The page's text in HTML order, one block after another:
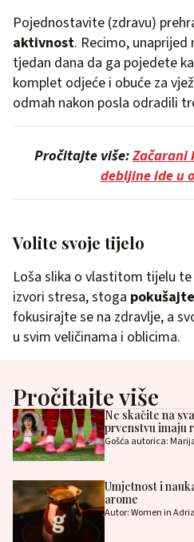
Pojednostavite (zdravu)
aktivnost. Recimo, unaprijed
tjedan dana da ga pojedete
komplet odjeće i obuće za
odmah nakon posla odradili
Pročitajte više:Začarani
debljine ide u
Volite svoje tijelo
Loša slika o vlastitom tijelu
izvori stresa, stoga
fokusirajte se na zdravlje, a
u svim veličinama i oblicima.
Pročitajte više
Ne skačite na
prvenstvu imaju
Gošća autorica:
Umjetnost i
arome
Autor: Women in Adria